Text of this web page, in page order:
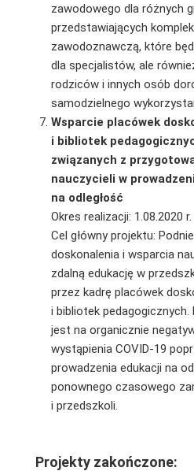
zawodowego dla różnych
przedstawiających
zawodoznawczą, które
dla specjalistów, ale
rodziców i innych osób
samodzielnego
Wsparcie placówek
i bibliotek
związanych z
nauczycieli w
na odległość
Okres realizacji: 1.08.2020
Cel główny projektu:
doskonalenia i wsparcia
zdalną edukację w
przez kadrę placówek
i bibliotek
jest na organicznie
wystąpienia COVID-19
prowadzenia edukacji na
ponownego czasowego
i przedszkoli.
Projekty zakończone: